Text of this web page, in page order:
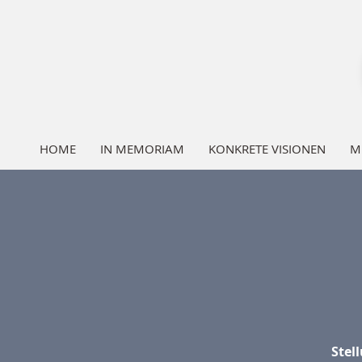
HOME IN MEMORIAM KONKRETE VISIONEN